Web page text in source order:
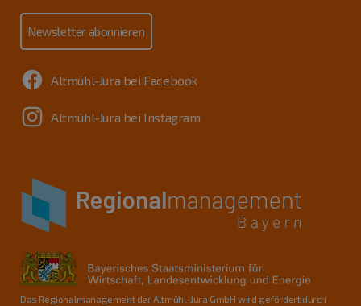
Newsletter abonnieren
Altmühl-Jura bei Facebook
Altmühl-Jura bei Instagram
Das Regionalmanagement der Altmühl-Jura GmbH wird gefördert durch